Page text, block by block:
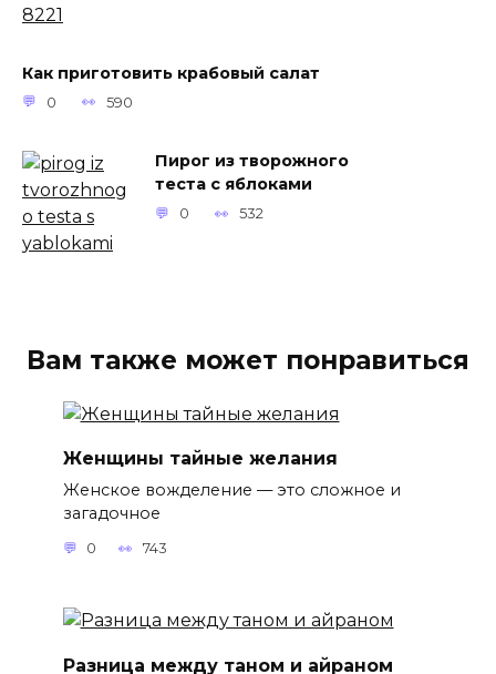
Как приготовить крабовый салат
0 590
Пирог из творожного
теста с яблоками
0 532
Вам также может понравиться
Женщины тайные желания
Женское вожделение — это сложное и
загадочное
0 743
Разница между таном и айраном